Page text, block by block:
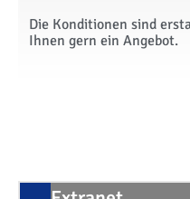
Die Konditionen sind
Ihnen gern ein Angebot.